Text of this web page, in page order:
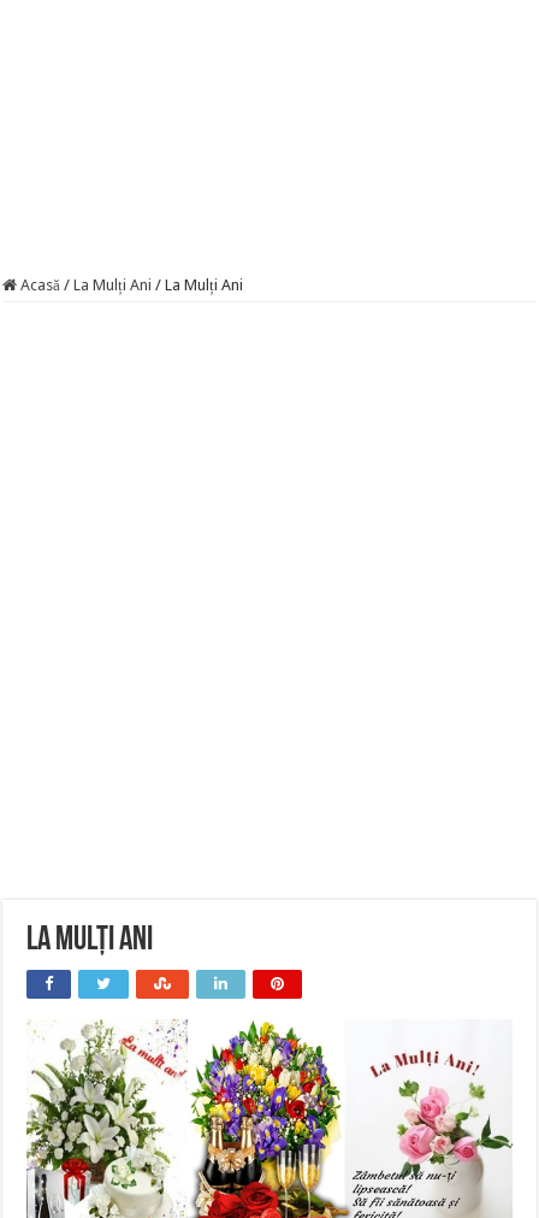
Acasă / La Mulți Ani / La Mulți Ani
La Mulți Ani